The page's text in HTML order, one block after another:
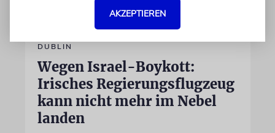
DUBLIN
Wegen Israel-Boykott:
Irisches Regierungsflugzeug
kann nicht mehr im Nebel
landen
AKZEPTIEREN